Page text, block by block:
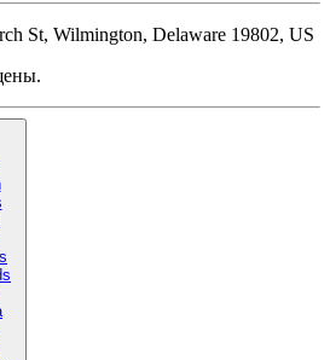
St, Wilmington, Delaware 19802, US